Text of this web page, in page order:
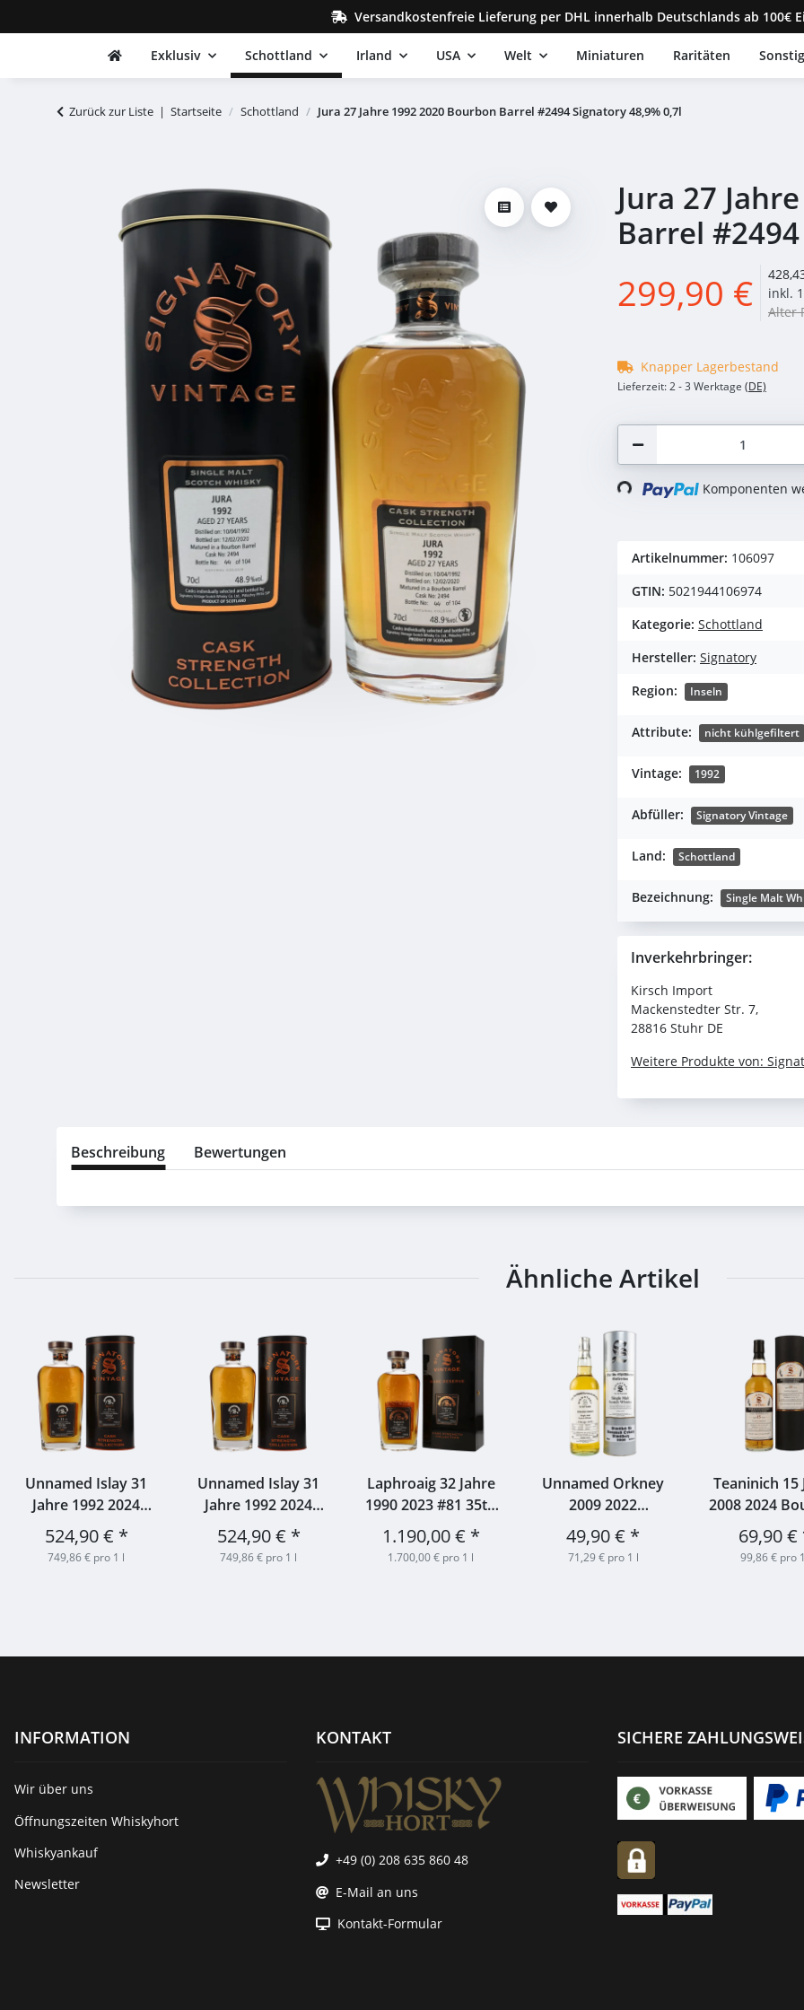
Versandkostenfreie Lieferung per DHL innerhalb Deutschlands ab 100€
Exklusiv Schottland Irland USA Welt Miniaturen Raritäten
Zurück zur Liste Startseite Schottland Jura 27 Jahre 1992 2020 Bourbon Barrel #2494 Signatory 48,9% 0,7l
Jura 27
Barrel
299,90 €
inkl.
Alter
Knapper Lagerbestand
Lieferzeit:2 - 3 Werktage (DE)
Loading... Komponenten
Artikelnummer: 106097
GTIN: 5021944106974
Kategorie: Schottland
Hersteller: Signatory
Region:
Inseln
Attribute: nicht kühlgefiltert
Vintage: 1992
Abfüller: Signatory Vintage
Land: Schottland
Bezeichnung: Single Malt
Inverkehrbringer:
Kirsch Import
Mackenstedter Str. 7,
28816 Stuhr DE
Weitere Produkte von:
Beschreibung Bewertungen
Ähnliche Artikel
Unnamed Islay 31
Jahre 1992 2024
Symington's Choice
Bourbon Barrel
#6778 Signatory
524,90 € *
749,86 € pro 1 l
Unnamed Islay 31
Jahre 1992 2024
Symington's Choice
Bourbon Barrel
#6776 Signatory
524,90 € *
749,86 € pro 1 l
Laphroaig 32 Jahre
1990 2023 #81 35th
Anniversary
Signatory 51,4% 0,7l
1.190,00 € *
1.700,00 € pro 1 l
Unnamed Orkney
2009 2022
Hogsheads #DRU
17/A67#3+4 46% 0,7l
49,90 € *
71,29 € pro 1 l
Teaninich 15
2008 2024
Hogshead
Signatory
69,90 €
99,86 € pro
INFORMATION
Wir über uns
Öffnungszeiten Whiskyhort
Whiskyankauf
Newsletter
KONTAKT
+49 (0) 208 635 860 48
E-Mail an uns
Kontakt-Formular
SICHERE